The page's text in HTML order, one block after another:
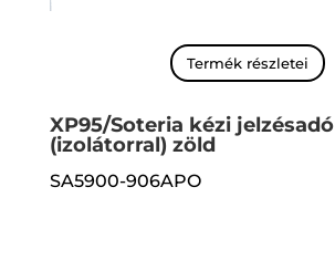
Termék részletei
XP95/Soteria kézi jelzésadó
(izolátorral) zöld
SA5900-906APO